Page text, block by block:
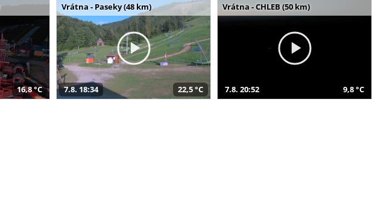
16,8 °C
Vrátna - Paseky (48 km)
7.8. 18:34 22,5 °C
Vrátna - CHLEB (50 km)
7.8. 20:52 9,8 °C